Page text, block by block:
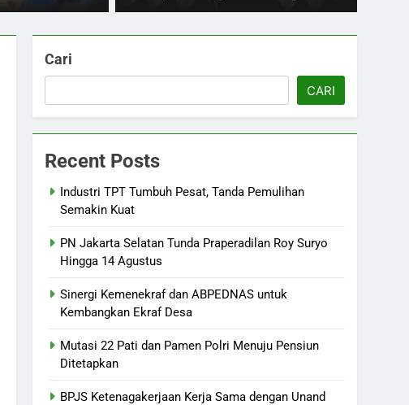
Cari
CARI
Recent Posts
Industri TPT Tumbuh Pesat, Tanda Pemulihan
Semakin Kuat
PN Jakarta Selatan Tunda Praperadilan Roy Suryo
Hingga 14 Agustus
Sinergi Kemenekraf dan ABPEDNAS untuk
Kembangkan Ekraf Desa
Mutasi 22 Pati dan Pamen Polri Menuju Pensiun
Ditetapkan
BPJS Ketenagakerjaan Kerja Sama dengan Unand